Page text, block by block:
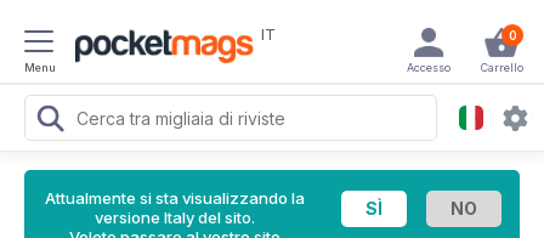
Menu
IT 0
Carrello
Accesso
Attualmente si sta visualizzando la
versione Italy del sito.